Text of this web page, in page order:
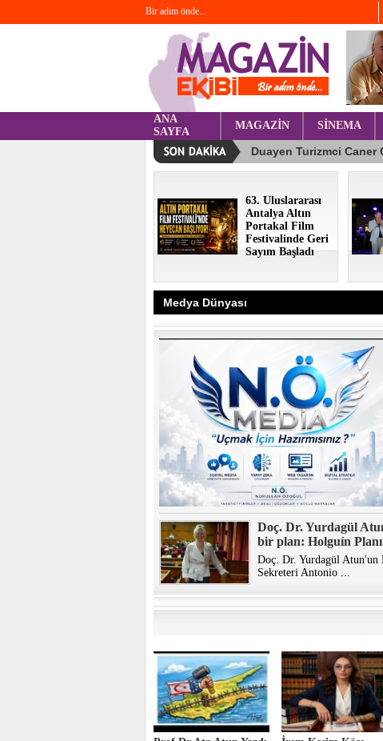
Bir adım önde...
ANA
SAYFA
MAGAZİN SİNEMA
63. Uluslararası
Antalya Altın
Portakal Film
Festivalinde Geri
Sayım Başladı
Medya Dünyası
Doç. Dr. Yurdagül
bir plan: Holguín Planı
Doç. Dr. Yurdagül
Sekreteri Antonio ...